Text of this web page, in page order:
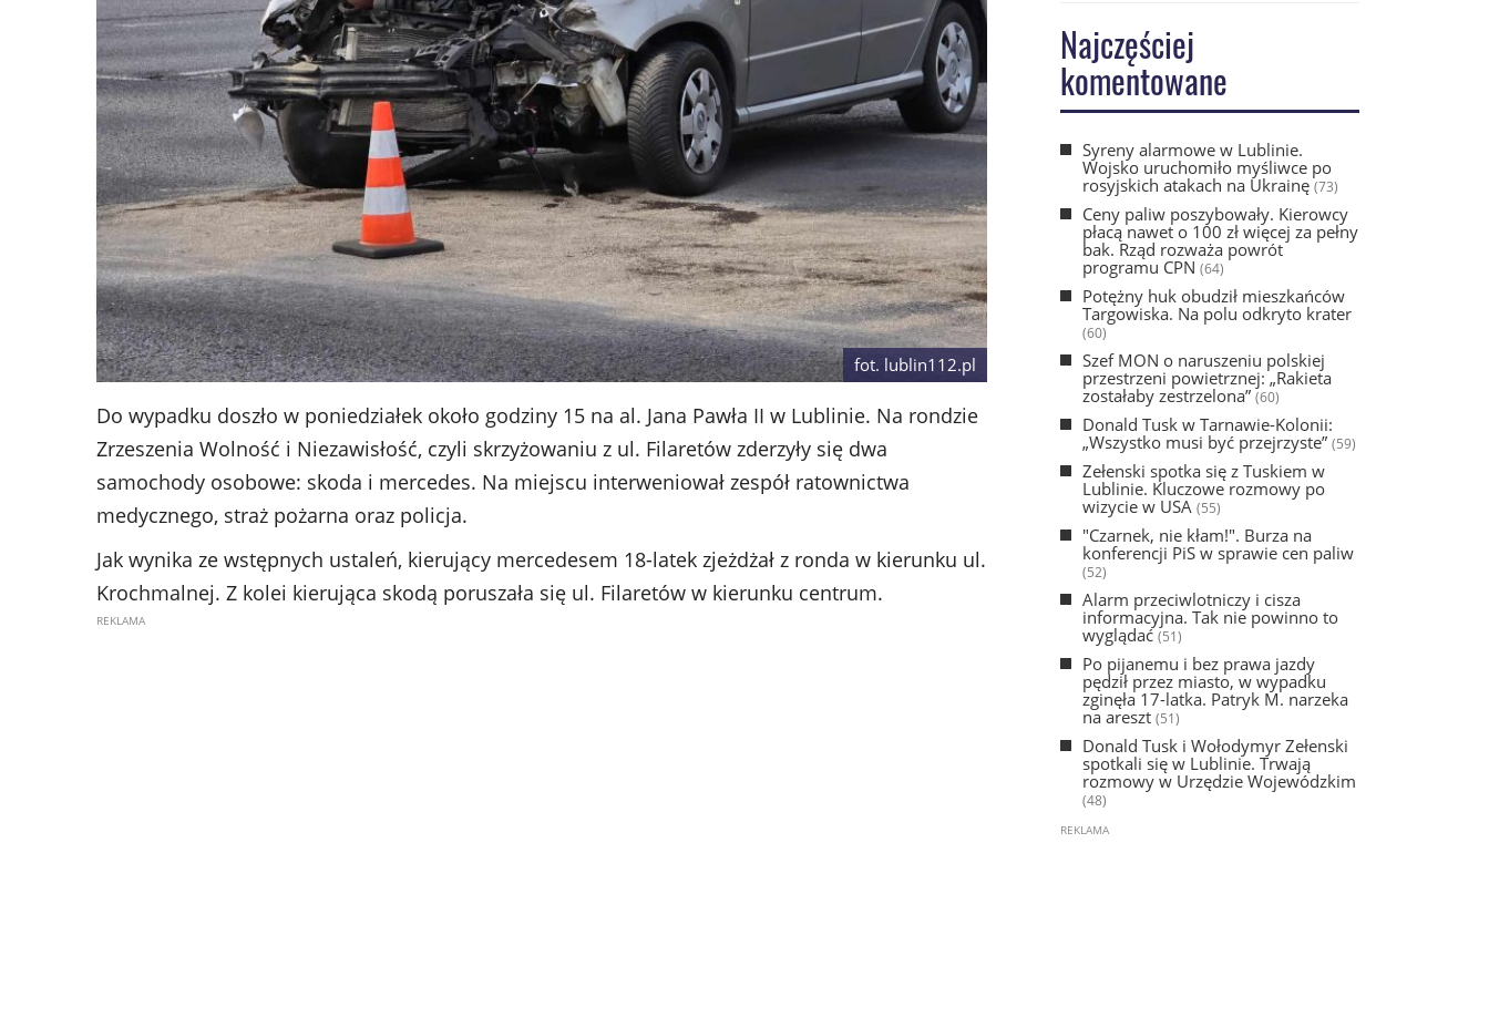
fot. lublin112.pl
Do wypadku doszło w poniedziałek około godziny 15 na al. Jana Pawła II w Lublinie. Na rondzie
Zrzeszenia Wolność i Niezawisłość, czyli skrzyżowaniu z ul. Filaretów zderzyły się dwa
samochody osobowe: skoda i mercedes. Na miejscu interweniował zespół ratownictwa
medycznego, straż pożarna oraz policja.
Jak wynika ze wstępnych ustaleń, kierujący mercedesem 18-latek zjeżdżał z ronda w kierunku ul.
Krochmalnej. Z kolei kierująca skodą poruszała się ul. Filaretów w kierunku centrum.
Najczęściej
komentowane
Syreny alarmowe w Lublinie.
Wojsko uruchomiło myśliwce po
rosyjskich atakach na Ukrainę(73)
Ceny paliw poszybowały. Kierowcy
płacą nawet o 100 zł więcej za pełny
bak. Rząd rozważa powrót
programu CPN (64)
Potężny huk obudził mieszkańców
Targowiska. Na polu odkryto krater
(60)
Szef MON o naruszeniu polskiej
przestrzeni powietrznej: „Rakieta
zostałaby zestrzelona” (60)
Donald Tusk w Tarnawie-Kolonii:
„Wszystko musi być przejrzyste” (59)
Zełenski spotka się z Tuskiem w
Lublinie. Kluczowe rozmowy po
wizycie w USA (55)
"Czarnek, nie kłam!". Burza na
konferencji PiS w sprawie cen paliw
(52)
Alarm przeciwlotniczy i cisza
informacyjna. Tak nie powinno to
wyglądać(51)
Po pijanemu i bez prawa jazdy
pędził przez miasto, w wypadku
zginęła 17-latka. Patryk M. narzeka
na areszt (51)
Donald Tusk i Wołodymyr Zełenski
spotkali się w Lublinie. Trwają
rozmowy w Urzędzie Wojewódzkim
(48)